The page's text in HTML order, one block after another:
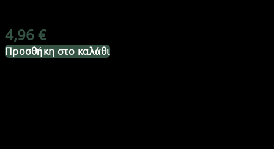
4,96€
Προσθήκη στο καλάθι